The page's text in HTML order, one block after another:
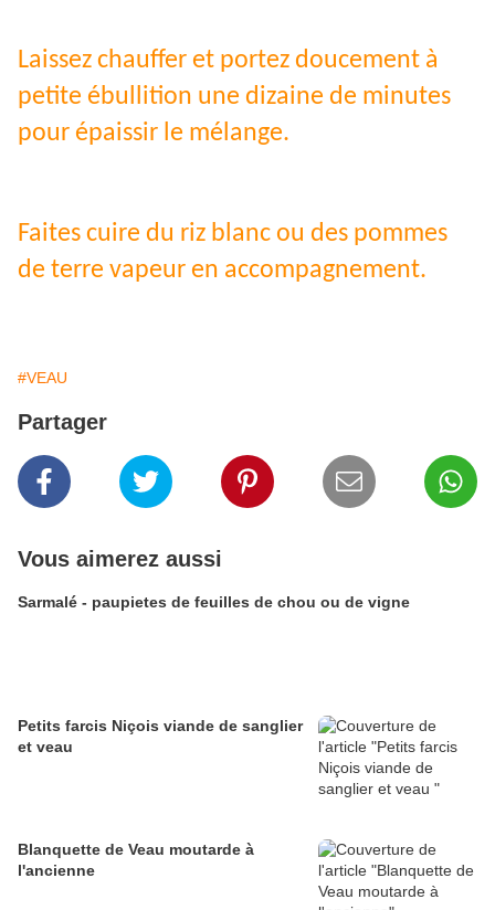
Laissez chauffer et portez doucement à
petite ébullition une dizaine de minutes
pour épaissir le mélange.
Faites cuire du riz blanc ou des pommes
de terre vapeur en accompagnement.
#VEAU
Partager
Vous aimerez aussi
Sarmalé - paupietes de feuilles de chou ou de vigne
Petits farcis Niçois viande de sanglier
et veau
Blanquette de Veau moutarde à
l'ancienne